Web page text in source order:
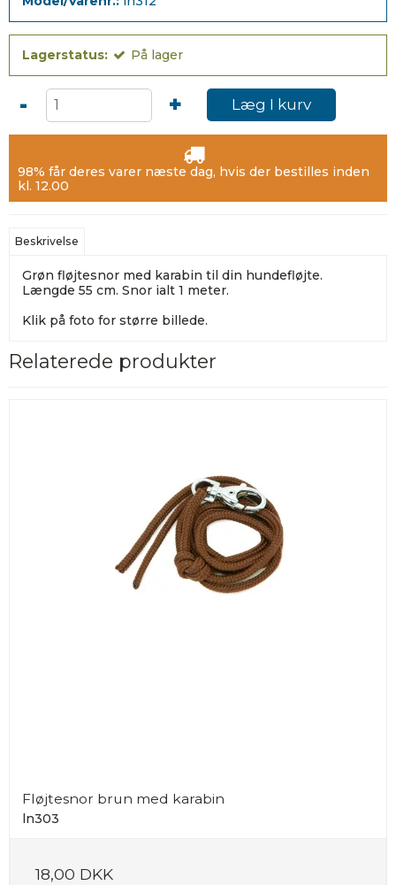
Lagerstatus: På lager
- + Læg I kurv
98% får deres varer næste dag, hvis der bestilles inden
kl. 12.00
Beskrivelse
Grøn fløjtesnor med karabin til din hundefløjte.
Længde 55 cm. Snor ialt 1 meter.
Klik på foto for større billede.
Relaterede produkter
Fløjtesnor brun med karabin
ln303
18,00 DKK